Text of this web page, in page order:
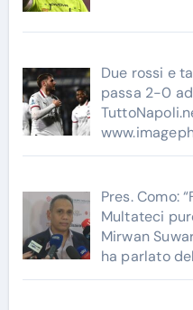
Due rossi e
passa 2-0
Pres. Como:
Multateci
Mirwan
ha parlato